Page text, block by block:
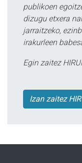
publikoen
dizugu etxera
jarraitzeko,
irakurleen
Egin zaitez
Izan zaitez